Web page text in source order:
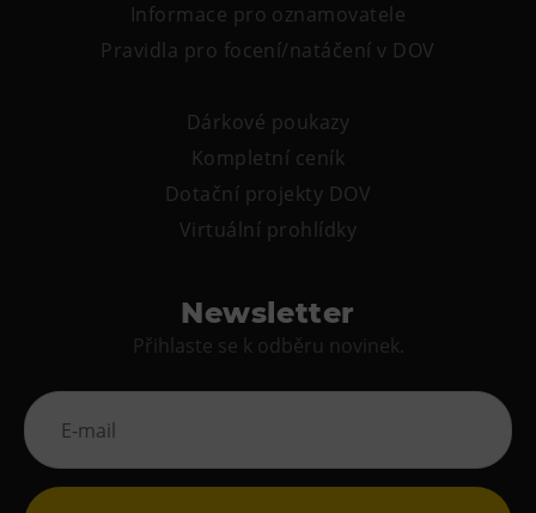
Informace pro oznamovatele
Pravidla pro focení/natáčení v DOV
Dárkové poukazy
Kompletní ceník
Dotační projekty DOV
Virtuální prohlídky
Newsletter
Přihlaste se k odběru novinek.